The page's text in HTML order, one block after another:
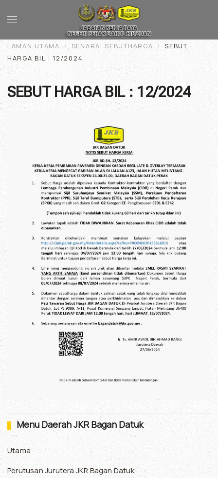
Skip to main content
LAMAN UTAMA SENARAI SEBUTHARGA
SEBUT
HARGA BIL : 12/2024
SEBUT HARGA BIL : 12/2024
Menu Daerah JKR Bagan Datuk
Utama
Perutusan Jurutera JKR Bagan Datuk